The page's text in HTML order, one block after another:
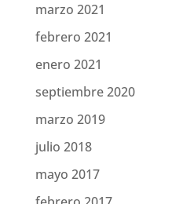
marzo 2021
febrero 2021
enero 2021
septiembre 2020
marzo 2019
julio 2018
mayo 2017